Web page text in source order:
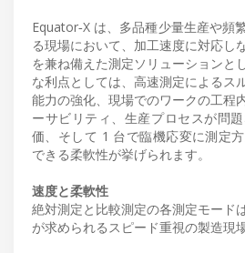
Equator‑X は、多品種少量生産や頻
る現場において、加工速度に対応し
を兼ね備えた測定ソリューションと
な利点としては、高速測定によるス
能力の強化、現場でのワークの工程
ーサビリティ、生産プロセスが問
価、そして 1 台で臨機応変に測定
できる柔軟性が挙げられます。
速度と柔軟性
絶対測定と比較測定の各測定モード
が求められるスピード重視の製造現